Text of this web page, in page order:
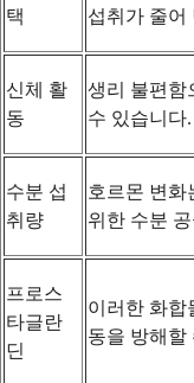
택
섭취가 줄어
신체 활
동
생리 불편함
수 있습니다.
수분 섭
취량
호르몬 변화
위한 수분
프로스
타글란
딘
이러한 화합
동을 방해할